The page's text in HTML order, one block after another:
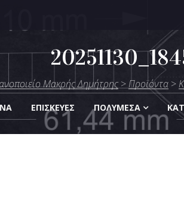
ΕΠΙΣΚΕΎΕΣ ΠΟΛΥΜΈΣΑ
Μακρής Δημήτρης>Προϊόντα >